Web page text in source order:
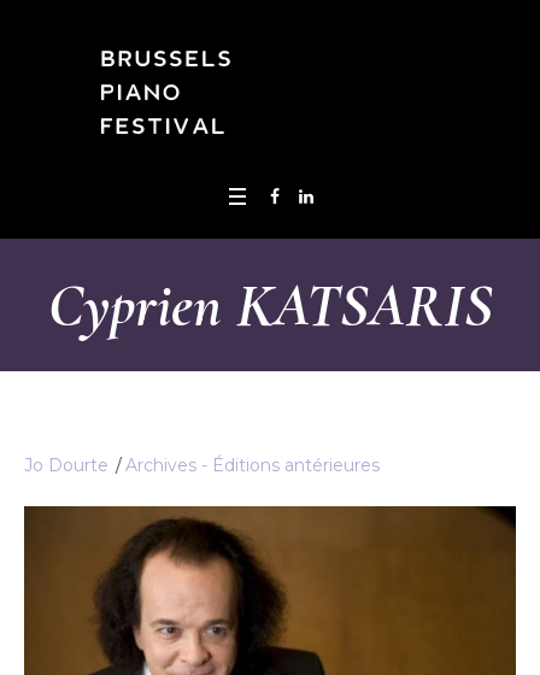
Cyprien KATSARIS
Jo Dourte Archives - Éditions antérieures